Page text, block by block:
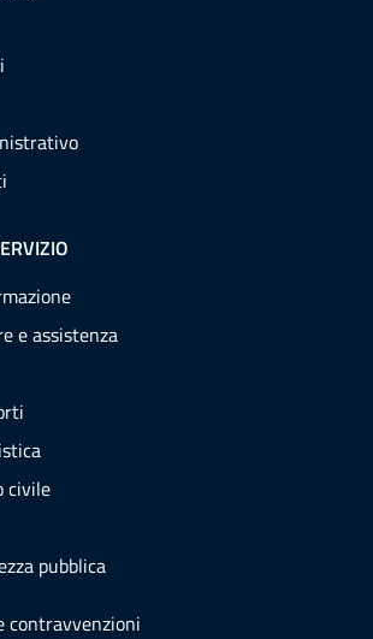
e assistenza
civile
pubblica
contravvenzioni